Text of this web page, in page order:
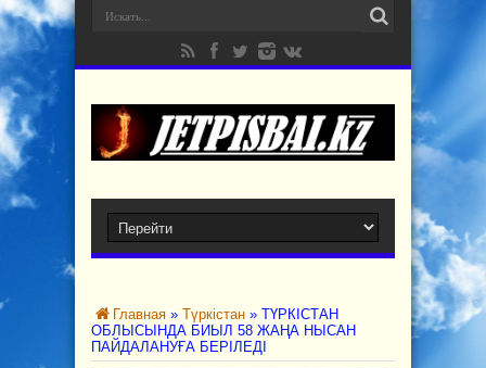
Главная » Түркістан » ТҮРКІСТАН
ОБЛЫСЫНДА БИЫЛ 58 ЖАҢА НЫСАН
ПАЙДАЛАНУҒА БЕРІЛЕДІ